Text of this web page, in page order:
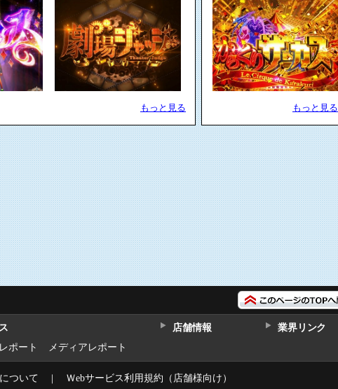
もっと見る もっと見る
ポート
メディアレポート
店舗情報 業界リンク
ついて ｜ Ｗebサービス利用規約（店舗様向け）